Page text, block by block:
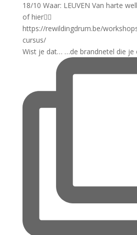
Wist je dat… …de brandnetel die je